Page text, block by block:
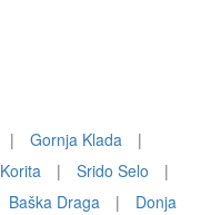
| Gornja Klada
|
Korita | Srido Selo
|
Baška Draga |
Donja